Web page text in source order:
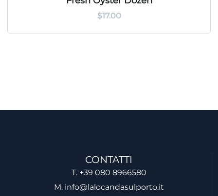
$17.00
CONTATTI
T. +39 080 8966580
M. info@lalocandasulporto.it